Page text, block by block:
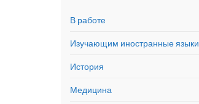
В работе
Изучающим иностранные языки
История
Медицина